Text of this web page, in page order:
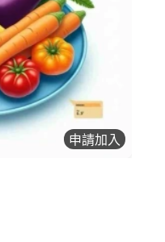
申請加入